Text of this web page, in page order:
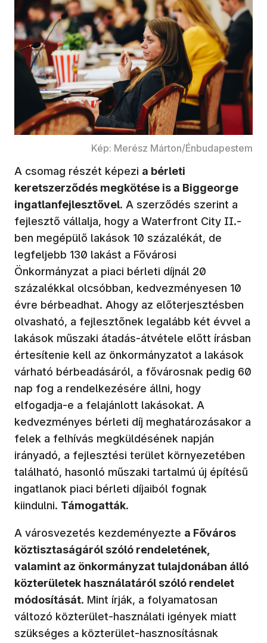
Kép: Merész Márton/Énbudapestem
A csomag részét képezi a bérleti
keretszerződés megkötése is a Biggeorge
ingatlanfejlesztővel. A szerződés szerint a
fejlesztő vállalja, hogy a Waterfront City II.-
ben megépülő lakások 10 százalékát, de
legfeljebb 130 lakást a Fővárosi
Önkormányzat a piaci bérleti díjnál 20
százalékkal olcsóbban, kedvezményesen 10
évre bérbeadhat. Ahogy az előterjesztésben
olvasható, a fejlesztőnek legalább két évvel a
lakások műszaki átadás-átvétele előtt írásban
értesítenie kell az önkormányzatot a lakások
várható bérbeadásáról, a fővárosnak pedig 60
nap fog a rendelkezésére állni, hogy
elfogadja-e a felajánlott lakásokat. A
kedvezményes bérleti díj meghatározásakor a
felek a felhívás megküldésének napján
irányadó, a fejlesztési terület környezetében
található, hasonló műszaki tartalmú új építésű
ingatlanok piaci bérleti díjaiból fognak
kiindulni. Támogatták.
A városvezetés kezdeményezte a Főváros
köztisztaságáról szóló rendeletének,
valamint az önkormányzat tulajdonában álló
közterületek használatáról szóló rendelet
módosítását. Mint írják, a folyamatosan
változó közterület-használati igények miatt
szükséges a közterület-hasznosításnak